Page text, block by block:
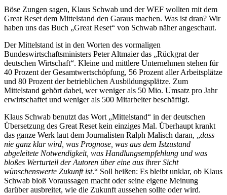
Böse Zungen sagen, Klaus Schwab und der WEF wollten mit dem
Great Reset dem Mittelstand den Garaus machen. Was ist dran? Wir
haben uns das Buch „Great Reset“ von Schwab näher angeschaut.
Der Mittelstand ist in den Worten des vormaligen
Bundeswirtschaftsministers Peter Altmaier das „Rückgrat der
deutschen Wirtschaft“. Kleine und mittlere Unternehmen stehen für
40 Prozent der Gesamtwertschöpfung, 56 Prozent aller Arbeitsplätze
und 80 Prozent der betrieblichen Ausbildungsplätze. Zum
Mittelstand gehört dabei, wer weniger als 50 Mio. Umsatz pro Jahr
erwirtschaftet und weniger als 500 Mitarbeiter beschäftigt.
Klaus Schwab benutzt das Wort „Mittelstand“ in der deutschen
Übersetzung des Great Reset kein einziges Mal. Überhaupt krankt
das ganze Werk laut dem Journalisten Ralph Malisch daran, „dass
nie ganz klar wird, was Prognose, was aus dem Istzustand
abgeleitete Notwendigkeit, was Handlungsempfehlung und was
bloßes Werturteil der Autoren über eine aus ihrer Sicht
wünschenswerte Zukunft ist.“ Soll heißen: Es bleibt unklar, ob Klaus
Schwab bloß Voraussagen macht oder seine eigene Meinung
darüber ausbreitet, wie die Zukunft aussehen sollte oder wird.